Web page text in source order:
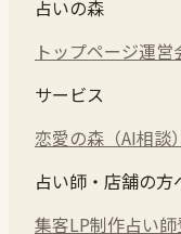
占いの森
トップページ運営
サービス
恋愛の森（AI相談）
占い師・店舗の方
集客LP制作占い